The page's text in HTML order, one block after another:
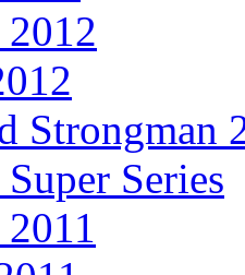
Strongman
Series